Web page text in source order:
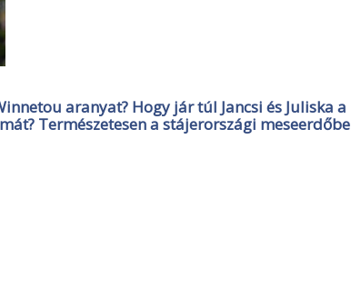
aranyat? Hogy jár túl Jancsi és Juliska a
Természetesen a stájerországi